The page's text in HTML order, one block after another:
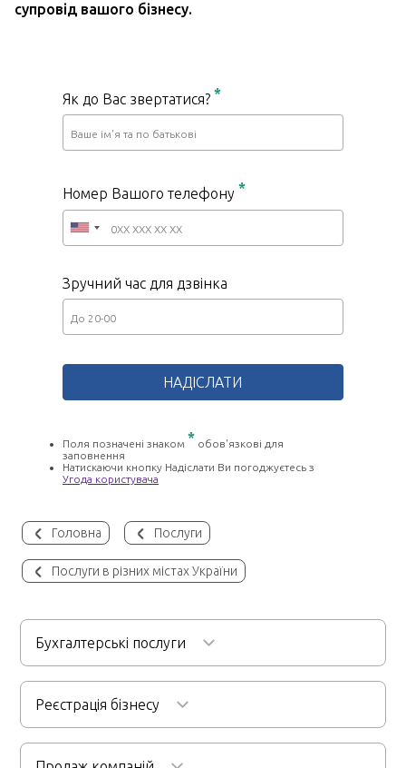
Головна Послуги
Послуги в різних містах України
супровід вашого бізнесу.
Як до Вас звертатися? *
Номер Вашого телефону *
Зручний час для дзвінка
Поля позначені знаком * обов'язкові для
заповнення
Натискаючи кнопку Надіслати Ви погоджуєтесь з
Угода користувача
Бухгалтерські послуги
Бухгалтерське обслуговування
Послуги бухгалтера для ФОП
Ведення кадрової документації
Аудиторські послуги
Реєстрація бізнесу